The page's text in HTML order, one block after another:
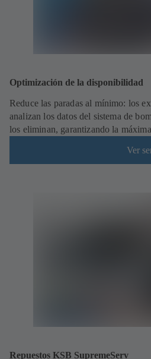
Optimización de la disponibilidad
Reduce las paradas al mínimo: los
analizan los datos del sistema de
los eliminan, garantizando la
Ver
Repuestos KSB SupremeServ